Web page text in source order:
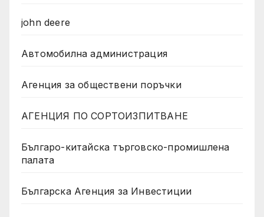
john deere
Автомобилна администрация
Агенция за обществени поръчки
АГЕНЦИЯ ПО СОРТОИЗПИТВАНЕ
Българо-китайска търговско-промишлена
палата
Българска Агенция за Инвестиции